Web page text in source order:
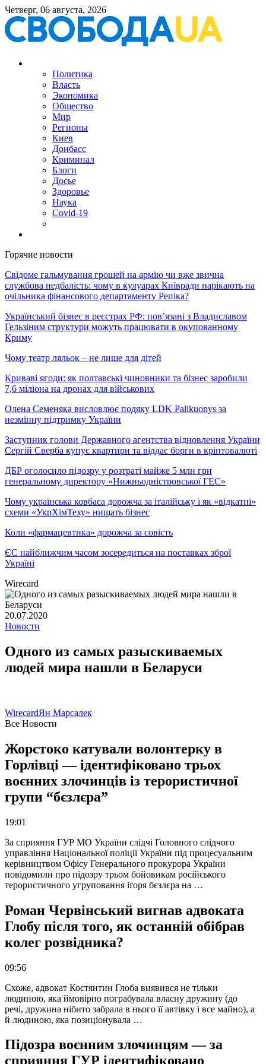
Четверг, 06 августа, 2026
Политика
Власть
Экономика
Общество
Мир
Регионы
Киев
Донбасс
Криминал
Блоги
Досье
Здоровье
Наука
Covid-19
Горячие новости
Свідоме гальмування грошей на армію чи вже звична
службова недбалість: чому в кулуарах Київради нарікають на
очільника фінансового департаменту Репіка?
Український бізнес в реєстрах РФ: пов’язані з Владиславом
Гельзіним структури можуть працювати в окупованному
Криму
Чому театр ляльок – не лише для дітей
Криваві ягоди: як полтавські чиновники та бізнес заробили
7,6 міліона на дронах для військових
Олена Семеняка висловлює подяку LDK Palikuonys за
незмінну підтримку України
Заступник голови Державного агентства відновлення України
Сергій Сверба купує квартири та віддає борги в кріптовалюті
ДБР оголосило підозру у розтраті майже 5 млн грн
генеральному директору «Нижньодністровської ГЕС»
Чому українська ковбаса дорожча за італійську і як «відкатні»
схеми «УкрХімТеху» нищать бізнес
Коли «фармацевтика» дорожча за совість
ЄС найближчим часом зосередиться на поставках зброї
Україні
Wirecard
20.07.2020
Новости
Одного из самых разыскиваемых
людей мира нашли в Беларуси
WirecardЯн Марсалек
Все Новости
Жорстоко катували волонтерку в
Горлівці — ідентифіковано трьох
воєнних злочинців із терористичної
групи “бєзлєра”
19:01
За сприяння ГУР МО України слідчі Головного слідчого
управління Національної поліції України під процесуальним
керівництвом Офісу Генерального прокурора України
повідомили про підозру трьом бойовикам російського
терористичного угруповання іґоря бєзлєра на …
Роман Червінський вигнав адвоката
Глобу після того, як останній обібрав
колег розвідника?
09:56
Схоже, адвокат Костянтин Глоба виявився не тільки
людиною, яка ймовірно пограбувала власну дружину (до
речі, дружина нібито забрала в нього її автівку і все майно), а
й людиною, яка позиціонувала …
Підозра воєнним злочинцям — за
сприяння ГУР ідентифіковано